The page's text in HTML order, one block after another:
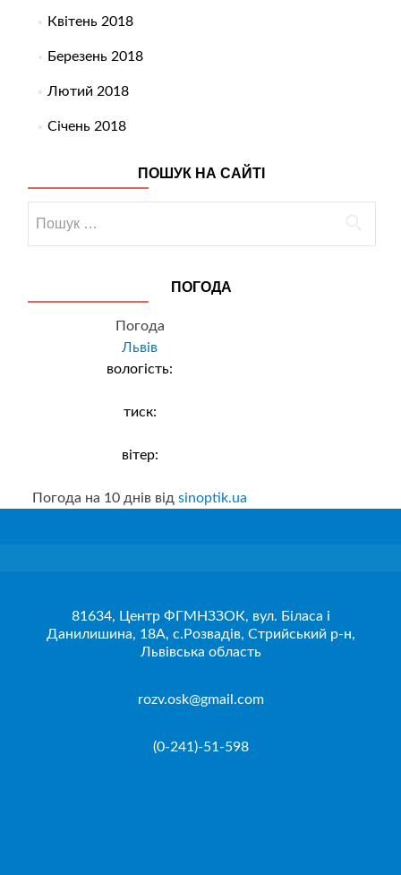
Квітень 2018
Березень 2018
Лютий 2018
Січень 2018
ПОШУК НА САЙТІ
ПОГОДА
Погода
Львів
вологість:
тиск:
вітер:
Погода на 10 днів від sinoptik.ua
81634, Центр ФГМНЗЗОК, вул. Біласа і
Данилишина, 18А, с.Розвадів, Стрийський р-н,
Львівська область
rozv.osk@gmail.com
(0-241)-51-598